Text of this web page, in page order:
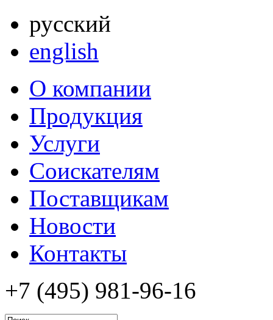
русский
english
О компании
Продукция
Услуги
Соискателям
Поставщикам
Новости
Контакты
+7 (495) 981-96-16